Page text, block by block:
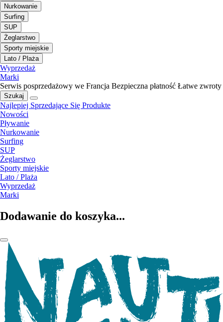
Nurkowanie
Surfing
SUP
Żeglarstwo
Sporty miejskie
Lato / Plaża
Wyprzedaż
Marki
Serwis posprzedażowy we Francja Bezpieczna płatność Łatwe zwroty
Szukaj
Najlepiej Sprzedające Się Produkte
Nowości
Pływanie
Nurkowanie
Surfing
SUP
Żeglarstwo
Sporty miejskie
Lato / Plaża
Wyprzedaż
Marki
Dodawanie do koszyka...